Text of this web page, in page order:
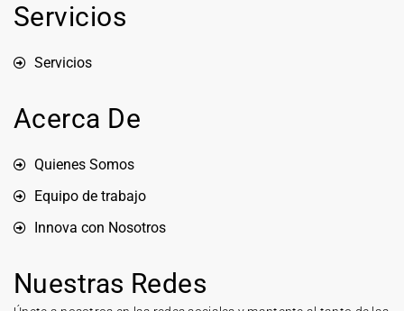
Servicios
Servicios
Acerca De
Quienes Somos
Equipo de trabajo
Innova con Nosotros
Nuestras Redes